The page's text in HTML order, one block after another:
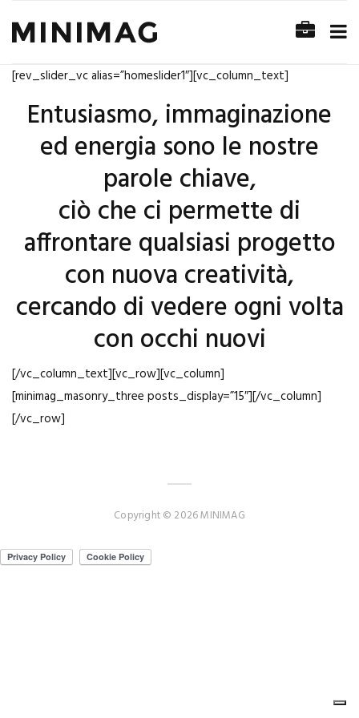
[rev_slider_vc alias=”homeslider1″][vc_column_text]
Entusiasmo, immaginazione
ed energia sono le nostre
parole chiave,
ciò che ci permette di
affrontare qualsiasi progetto
con nuova creatività,
cercando di vedere ogni volta
con occhi nuovi
[/vc_column_text][vc_row][vc_column]
[minimag_masonry_three posts_display=”15″][/vc_column]
[/vc_row]
Copyright © 2026 MINIMAG